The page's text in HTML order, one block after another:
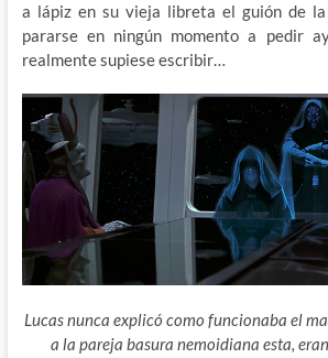
a lápiz en su vieja libreta el guión de
pararse en ningún momento a pedir
realmente supiese escribir…
Lucas nunca explicó como funcionaba el
a la pareja basura nemoidiana esta,